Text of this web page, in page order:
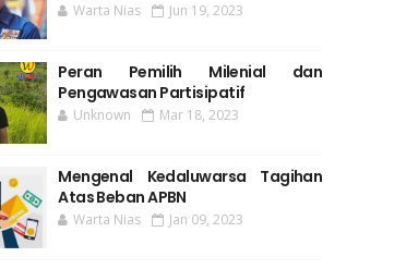
Warta Nias Jun 19, 2023
Peran Pemilih Milenial dan
Pengawasan Partisipatif
Unknown Mar 18, 2023
Mengenal Kedaluwarsa Tagihan
Atas Beban APBN
Warta Nias Jan 09, 2023